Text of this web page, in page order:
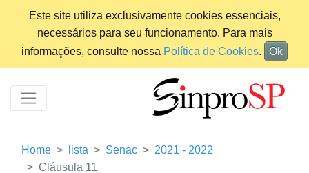
Este site utiliza exclusivamente cookies essenciais,
necessários para seu funcionamento. Para mais
informações, consulte nossa Política de Cookies. Ok
Home lista Senac
2021 - 2022
Cláusula 11